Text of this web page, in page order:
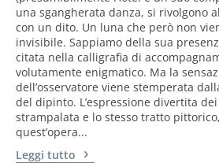
una sgangherata danza, si rivolgono
con un dito. Un luna che però non
invisibile. Sappiamo della sua
citata nella calligrafia di
volutamente enigmatico. Ma la
dell’osservatore viene stemperata
del dipinto. L’espressione divertita
strampalata e lo stesso tratto
quest’opera...
Leggi tutto